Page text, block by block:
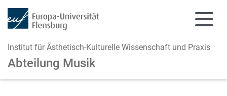
Institut für Ästhetisch-Kulturelle Wissenschaft und Praxis
Abteilung Musik